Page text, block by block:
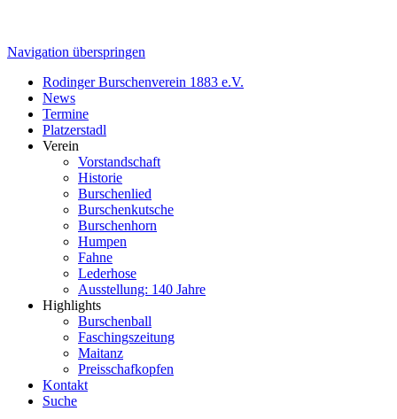
Navigation überspringen
Rodinger Burschenverein 1883 e.V.
News
Termine
Platzerstadl
Verein
Vorstandschaft
Historie
Burschenlied
Burschenkutsche
Burschenhorn
Humpen
Fahne
Lederhose
Ausstellung: 140 Jahre
Highlights
Burschenball
Faschingszeitung
Maitanz
Preisschafkopfen
Kontakt
Suche